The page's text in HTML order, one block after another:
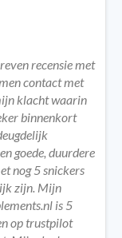
recensie met
contact met
klacht waarin
binnenkort
goede, duurdere
nog 5 snickers
zijn. Mijn
is 5
op trustpilot